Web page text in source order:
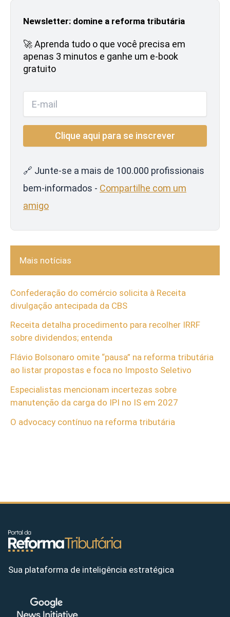
Newsletter: domine a reforma tributária
🚀 Aprenda tudo o que você precisa em
apenas 3 minutos e ganhe um e-book
gratuito
🔗 Junte-se a mais de 100.000 profissionais
bem-informados - Compartilhe com um
amigo
Mais notícias
Confederação do comércio solicita à Receita
divulgação antecipada da CBS
Receita detalha procedimento para recolher IRRF
sobre dividendos; entenda
Flávio Bolsonaro omite “pausa” na reforma tributária
ao listar propostas e foca no Imposto Seletivo
Especialistas mencionam incertezas sobre
manutenção da carga do IPI no IS em 2027
O advocacy contínuo na reforma tributária
Sua plataforma de inteligência estratégica